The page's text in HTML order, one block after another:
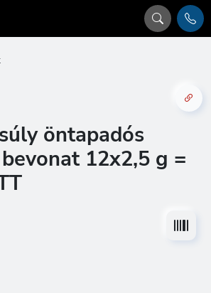
öntapadós
12x2,5 g =